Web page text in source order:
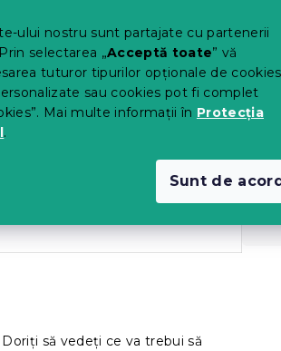
ului nostru sunt partajate cu partenerii
selectarea „Acceptă toate” vă
tuturor tipurilor opționale de
sau cookies pot fi complet
Mai multe informații în Protecția
.
Sunt de
Doriți să vedeți ce va trebui să